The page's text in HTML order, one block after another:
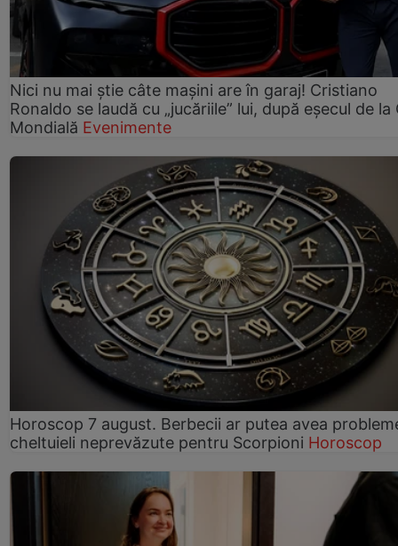
Nici nu mai știe câte mașini are în garaj! Cristiano
Ronaldo se laudă cu „jucăriile” lui, după eșecul de la
Mondială Evenimente
Horoscop 7 august. Berbecii ar putea avea
cheltuieli neprevăzute pentru Scorpioni Horoscop